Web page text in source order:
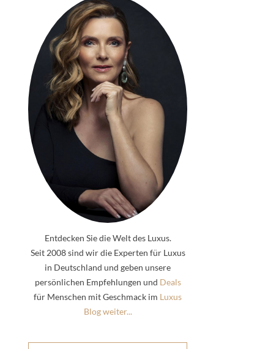
Entdecken Sie die Welt des Luxus.
Seit 2008 sind wir die Experten für Luxus
in Deutschland und geben unsere
persönlichen Empfehlungen und Deals
für Menschen mit Geschmack im Luxus
Blog weiter...